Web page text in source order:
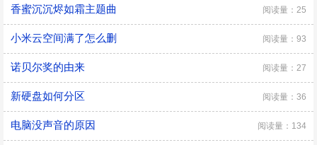
香蜜沉沉烬如霜主题曲 阅读量：25
小米云空间满了怎么删 阅读量：93
诺贝尔奖的由来 阅读量：27
新硬盘如何分区 阅读量：36
电脑没声音的原因 阅读量：134